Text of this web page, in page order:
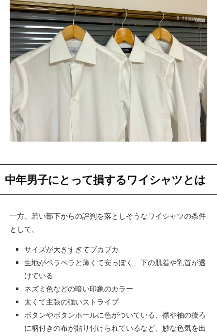
中年男子にとって損するワイシャツとは
一方、若い部下からの評判を落としそうなワイシャツの条件
として、
サイズが大きすぎてブカブカ
生地がペラペラと薄くて安っぽく、下の肌着や乳首が透
けている
ネズミ色などの暗い印象のカラー
太くて主張の強いストライプ
ボタンやボタンホールに色がついている、襟や袖の後ろ
に柄付きの布が貼り付けられているなど、妙な色気を出